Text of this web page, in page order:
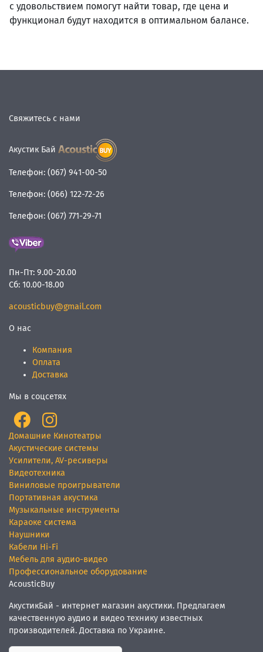
с удовольствием помогут найти товар, где цена и
функционал будут находится в оптимальном балансе.
Свяжитесь с нами
Акустик Бай
Телефон: (067) 941-00-50
Телефон: (066) 122-72-26
Телефон: (067) 771-29-71
Пн-Пт: 9.00-20.00
Сб: 10.00-18.00
acousticbuy@gmail.com
О нас
Компания
Оплата
Доставка
Мы в соцсетях
Домашние Кинотеатры
Акустические системы
Усилители, AV-ресиверы
Видеотехника
Виниловые проигрыватели
Портативная акустика
Музыкальные инструменты
Караоке система
Наушники
Кабели Hi-Fi
Мебель для аудио-видео
Профессиональное оборудование
AcousticBuy
АкустикБай - интернет магазин акустики. Предлагаем
качественную аудио и видео технику известных
производителей. Доставка по Украине.